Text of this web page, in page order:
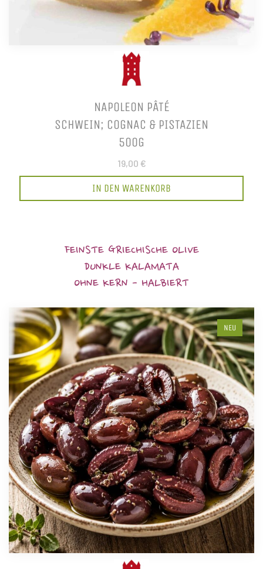
NAPOLEON PÂTÉ
SCHWEIN; COGNAC & PISTAZIEN
500G
19,00 €
IN DEN WARENKORB
FEINSTE GRIECHISCHE OLIVE
DUNKLE KALAMATA
OHNE KERN - HALBIERT
NEU